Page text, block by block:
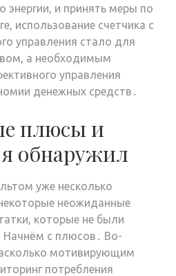
энергии, и принять меры по
использование счетчика с
управления стало для
а необходимым
управления
денежных средств․
плюсы и
обнаружил
уже несколько
неожиданные
которые не были
Начнём с плюсов․ Во-
мотивирующим
потребления